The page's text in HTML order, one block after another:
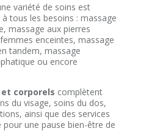
variété de soins est
tous les besoins : massage
massage aux pierres
enceintes, massage
tandem, massage
ou encore
corporels complètent
du visage, soins du dos,
ainsi que des services
une pause bien-être de